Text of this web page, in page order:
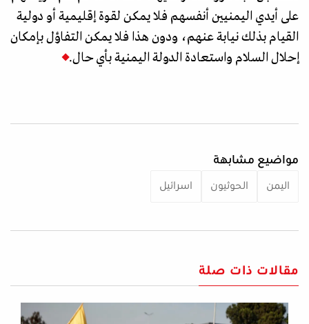
على أيدي اليمنيين أنفسهم فلا يمكن لقوة إقليمية أو دولية
القيام بذلك نيابة عنهم، ودون هذا فلا يمكن التفاؤل بإمكان
إحلال السلام واستعادة الدولة اليمنية بأي حال.
مواضيع مشابهة
اليمن الحوثيون اسرائيل
مقالات ذات صلة